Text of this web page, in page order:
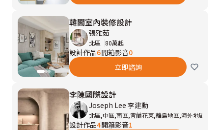
韓閣室內裝修設計
張雅茹
北區 80萬起
設計作品6開箱影音0
立即諮詢
李陳國際設計
Joseph Lee 李建勳
北區,中區,南區,宜蘭花東,離島地區,海外地區
設計作品4開箱影音1